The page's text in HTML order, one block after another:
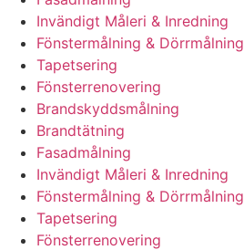
Invändigt Måleri & Inredning
Fönstermålning & Dörrmålning
Tapetsering
Fönsterrenovering
Brandskyddsmålning
Brandtätning
Fasadmålning
Invändigt Måleri & Inredning
Fönstermålning & Dörrmålning
Tapetsering
Fönsterrenovering